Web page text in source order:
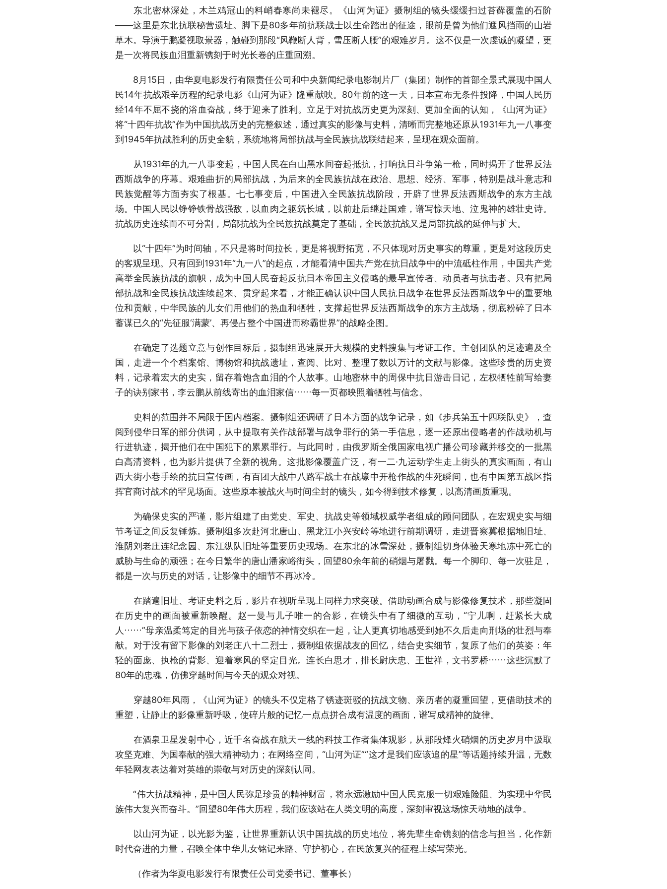
东北密林深处，木兰鸡冠山的料峭春寒尚未褪尽。《山河为证》摄制组的镜头缓缓扫过苔藓覆盖的石阶
——这里是东北抗联秘营遗址。脚下是80多年前抗联战士以生命踏出的征途，眼前是曾为他们遮风挡雨的山岩
草木。导演于鹏凝视取景器，触碰到那段“风鞭断人背，雪压断人腰”的艰难岁月。这不仅是一次虔诚的凝望，更
是一次将民族血泪重新镌刻于时光长卷的庄重回溯。
8月15日，由华夏电影发行有限责任公司和中央新闻纪录电影制片厂（集团）制作的首部全景式展现中国人
民14年抗战艰辛历程的纪录电影《山河为证》隆重献映。80年前的这一天，日本宣布无条件投降，中国人民历
经14年不屈不挠的浴血奋战，终于迎来了胜利。立足于对抗战历史更为深刻、更加全面的认知，《山河为证》
将“十四年抗战”作为中国抗战历史的完整叙述，通过真实的影像与史料，清晰而完整地还原从1931年九一八事变
到1945年抗战胜利的历史全貌，系统地将局部抗战与全民族抗战联结起来，呈现在观众面前。
从1931年的九一八事变起，中国人民在白山黑水间奋起抵抗，打响抗日斗争第一枪，同时揭开了世界反法
西斯战争的序幕。艰难曲折的局部抗战，为后来的全民族抗战在政治、思想、经济、军事，特别是战斗意志和
民族觉醒等方面夯实了根基。七七事变后，中国进入全民族抗战阶段，开辟了世界反法西斯战争的东方主战
场。中国人民以铮铮铁骨战强敌，以血肉之躯筑长城，以前赴后继赴国难，谱写惊天地、泣鬼神的雄壮史诗。
抗战历史连续而不可分割，局部抗战为全民族抗战奠定了基础，全民族抗战又是局部抗战的延伸与扩大。
以“十四年”为时间轴，不只是将时间拉长，更是将视野拓宽，不只体现对历史事实的尊重，更是对这段历史
的客观呈现。只有回到1931年“九一八”的起点，才能看清中国共产党在抗日战争中的中流砥柱作用，中国共产党
高举全民族抗战的旗帜，成为中国人民奋起反抗日本帝国主义侵略的最早宣传者、动员者与抗击者。只有把局
部抗战和全民族抗战连续起来、贯穿起来看，才能正确认识中国人民抗日战争在世界反法西斯战争中的重要地
位和贡献，中华民族的儿女们用他们的热血和牺牲，支撑起世界反法西斯战争的东方主战场，彻底粉碎了日本
蓄谋已久的“先征服‘满蒙’、再侵占整个中国进而称霸世界”的战略企图。
在确定了选题立意与创作目标后，摄制组迅速展开大规模的史料搜集与考证工作。主创团队的足迹遍及全
国，走进一个个档案馆、博物馆和抗战遗址，查阅、比对、整理了数以万计的文献与影像。这些珍贵的历史资
料，记录着宏大的史实，留存着饱含血泪的个人故事。山地密林中的周保中抗日游击日记，左权牺牲前写给妻
子的诀别家书，李云鹏从前线寄出的血泪家信……每一页都映照着牺牲与信念。
史料的范围并不局限于国内档案。摄制组还调研了日本方面的战争记录，如《步兵第五十四联队史》，查
阅到侵华日军的部分供词，从中提取有关作战部署与战争罪行的第一手信息，逐一还原出侵略者的作战动机与
行进轨迹，揭开他们在中国犯下的累累罪行。与此同时，由俄罗斯全俄国家电视广播公司珍藏并移交的一批黑
白高清资料，也为影片提供了全新的视角。这批影像覆盖广泛，有一二·九运动学生走上街头的真实画面，有山
西大街小巷手绘的抗日宣传画，有百团大战中八路军战士在战壕中开枪作战的生死瞬间，也有中国第五战区指
挥官商讨战术的罕见场面。这些原本被战火与时间尘封的镜头，如今得到技术修复，以高清画质重现。
为确保史实的严谨，影片组建了由党史、军史、抗战史等领域权威学者组成的顾问团队，在宏观史实与细
节考证之间反复锤炼。摄制组多次赴河北唐山、黑龙江小兴安岭等地进行前期调研，走进晋察冀根据地旧址、
淮阴刘老庄连纪念园、东江纵队旧址等重要历史现场。在东北的冰雪深处，摄制组切身体验天寒地冻中死亡的
威胁与生命的顽强；在今日繁华的唐山潘家峪街头，回望80余年前的硝烟与屠戮。每一个脚印、每一次驻足，
都是一次与历史的对话，让影像中的细节不再冰冷。
在踏遍旧址、考证史料之后，影片在视听呈现上同样力求突破。借助动画合成与影像修复技术，那些凝固
在历史中的画面被重新唤醒。赵一曼与儿子唯一的合影，在镜头中有了细微的互动，“宁儿啊，赶紧长大成
人……”母亲温柔笃定的目光与孩子依恋的神情交织在一起，让人更真切地感受到她不久后走向刑场的壮烈与奉
献。对于没有留下影像的刘老庄八十二烈士，摄制组依据战友的回忆，结合史实细节，复原了他们的英姿：年
轻的面庞、执枪的背影、迎着寒风的坚定目光。连长白思才，排长尉庆忠、王世祥，文书罗桥……这些沉默了
80年的忠魂，仿佛穿越时间与今天的观众对视。
穿越80年风雨，《山河为证》的镜头不仅定格了锈迹斑驳的抗战文物、亲历者的凝重回望，更借助技术的
重塑，让静止的影像重新呼吸，使碎片般的记忆一点点拼合成有温度的画面，谱写成精神的旋律。
在酒泉卫星发射中心，近千名奋战在航天一线的科技工作者集体观影，从那段烽火硝烟的历史岁月中汲取
攻坚克难、为国奉献的强大精神动力；在网络空间，“山河为证”“这才是我们应该追的星”等话题持续升温，无数
年轻网友表达着对英雄的崇敬与对历史的深刻认同。
“伟大抗战精神，是中国人民弥足珍贵的精神财富，将永远激励中国人民克服一切艰难险阻、为实现中华民
族伟大复兴而奋斗。”回望80年伟大历程，我们应该站在人类文明的高度，深刻审视这场惊天动地的战争。
以山河为证，以光影为鉴，让世界重新认识中国抗战的历史地位，将先辈生命镌刻的信念与担当，化作新
时代奋进的力量，召唤全体中华儿女铭记来路、守护初心，在民族复兴的征程上续写荣光。
（作者为华夏电影发行有限责任公司党委书记、董事长）